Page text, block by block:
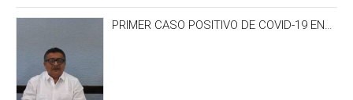
PRIMER CASO POSITIVO DE COVID-19 EN